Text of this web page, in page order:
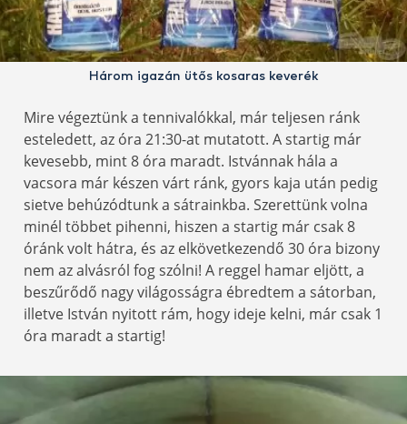
Három igazán ütős kosaras keverék
Mire végeztünk a tennivalókkal, már teljesen ránk
esteledett, az óra 21:30-at mutatott. A startig már
kevesebb, mint 8 óra maradt. Istvánnak hála a
vacsora már készen várt ránk, gyors kaja után pedig
sietve behúzódtunk a sátrainkba. Szerettünk volna
minél többet pihenni, hiszen a startig már csak 8
óránk volt hátra, és az elkövetkezendő 30 óra bizony
nem az alvásról fog szólni! A reggel hamar eljött, a
beszűrődő nagy világosságra ébredtem a sátorban,
illetve István nyitott rám, hogy ideje kelni, már csak 1
óra maradt a startig!